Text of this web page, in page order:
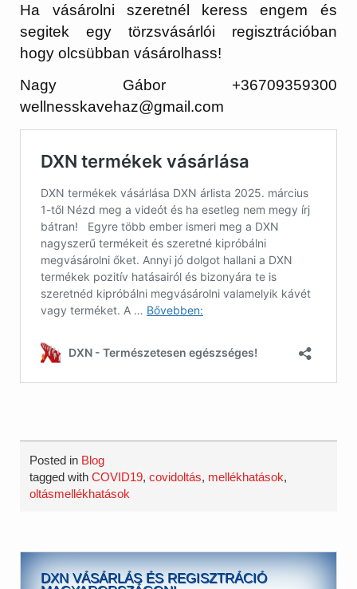
Ha vásárolni szeretnél keress engem és
segitek egy törzsvásárlói regisztrációban
hogy olcsübban vásárolhass!
Nagy Gábor +36709359300
wellnesskavehaz@gmail.com
Posted in Blog
tagged withCOVID19,covidoltás, mellékhatások,
oltásmellékhatások
DXN VÁSÁRLÁS ÉS REGISZTRÁCIÓ